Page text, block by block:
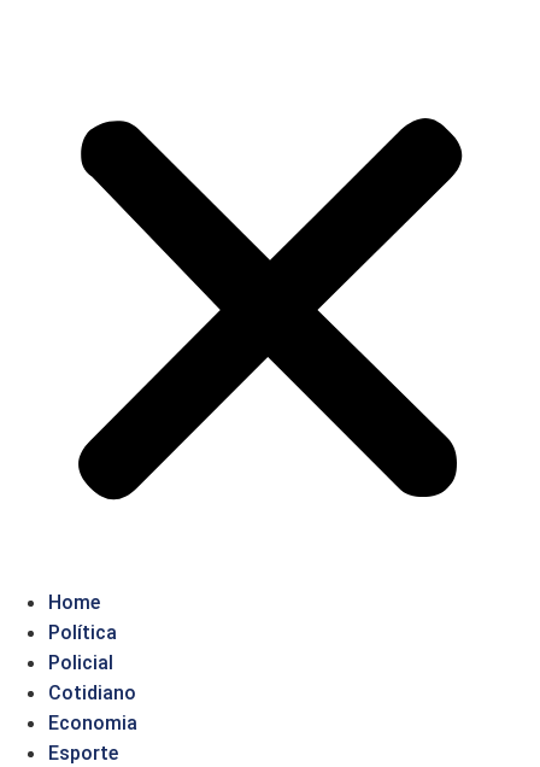
Home
Política
Policial
Cotidiano
Economia
Esporte